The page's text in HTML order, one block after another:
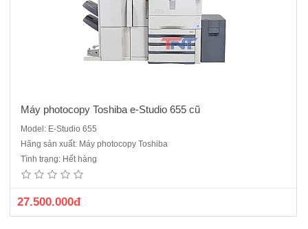
Máy photocopy Toshiba e-Studio 655 cũ
Model: E-Studio 655
Hãng sản xuất: Máy photocopy Toshiba
Tình trạng: Hết hàng
27.500.000đ
Máy photocopy Toshiba E-Studio 720 KTS , xuất hiện từ năm 2011
. Dòng máy công nghiệp rất nhiều cửa hàng dịch vụ, công ty photo số
lượng lớn hiện nay đang sử dụng, Chức năng: Copy + In mạng +